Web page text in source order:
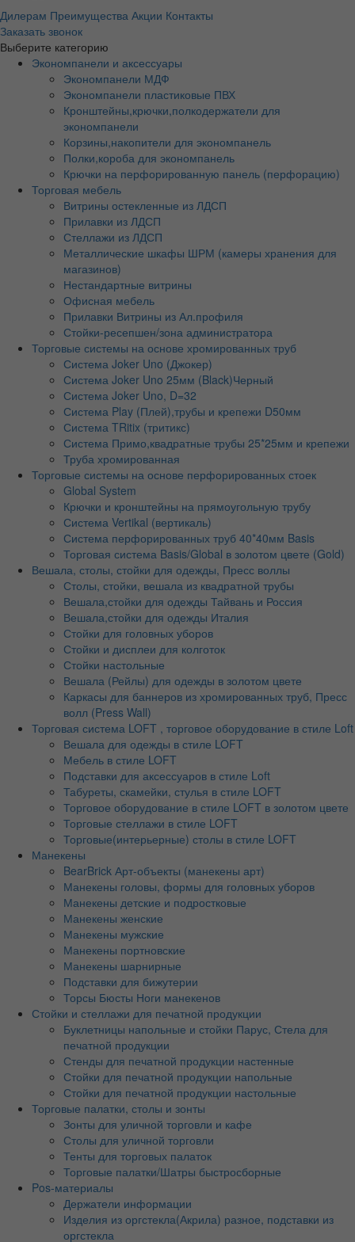
Дилерам Преимущества Акции Контакты
Заказать звонок
Выберите категорию
Экономпанели и аксессуары
Экономпанели МДФ
Экономпанели пластиковые ПВХ
Кронштейны,крючки,полкодержатели для
экономпанели
Корзины,накопители для экономпанель
Полки,короба для экономпанель
Крючки на перфорированную панель (перфорацию)
Торговая мебель
Витрины остекленные из ЛДСП
Прилавки из ЛДСП
Стеллажи из ЛДСП
Металлические шкафы ШРМ (камеры хранения для
магазинов)
Нестандартные витрины
Офисная мебель
Прилавки Витрины из Ал.профиля
Стойки-ресепшен/зона администратора
Торговые системы на основе хромированных труб
Система Joker Uno (Джокер)
Система Joker Uno 25мм (Black)Черный
Система Joker Uno, D=32
Система Play (Плей),трубы и крепежи D50мм
Система TRitix (тритикс)
Система Примо,квадратные трубы 25*25мм и крепежи
Труба хромированная
Торговые системы на основе перфорированных стоек
Global System
Крючки и кронштейны на прямоугольную трубу
Система Vertikal (вертикаль)
Система перфорированных труб 40*40мм Basis
Торговая система Basis/Global в золотом цвете (Gold)
Вешала, столы, стойки для одежды, Пресс воллы
Столы, стойки, вешала из квадратной трубы
Вешала,стойки для одежды Тайвань и Россия
Вешала,стойки для одежды Италия
Стойки для головных уборов
Стойки и дисплеи для колготок
Стойки настольные
Вешала (Рейлы) для одежды в золотом цвете
Каркасы для баннеров из хромированных труб, Пресс
волл (Press Wall)
Торговая система LOFT , торговое оборудование в стиле Loft
Вешала для одежды в стиле LOFT
Мебель в стиле LOFT
Подставки для аксессуаров в стиле Loft
Табуреты, скамейки, стулья в стиле LOFT
Торговое оборудование в стиле LOFT в золотом цвете
Торговые стеллажи в стиле LOFT
Торговые(интерьерные) столы в стиле LOFT
Манекены
BearBrick Арт-объекты (манекены арт)
Манекены головы, формы для головных уборов
Манекены детские и подростковые
Манекены женские
Манекены мужские
Манекены портновские
Манекены шарнирные
Подставки для бижутерии
Торсы Бюсты Ноги манекенов
Стойки и стеллажи для печатной продукции
Буклетницы напольные и стойки Парус, Стела для
печатной продукции
Стенды для печатной продукции настенные
Стойки для печатной продукции напольные
Стойки для печатной продукции настольные
Торговые палатки, столы и зонты
Зонты для уличной торговли и кафе
Столы для уличной торговли
Тенты для торговых палаток
Торговые палатки/Шатры быстросборные
Pos-материалы
Держатели информации
Изделия из оргстекла(Акрила) разное, подставки из
оргстекла